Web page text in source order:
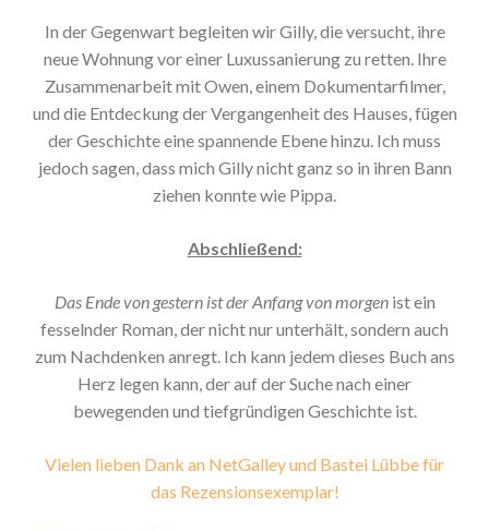
In der Gegenwart begleiten wir Gilly, die versucht, ihre
neue Wohnung vor einer Luxussanierung zu retten. Ihre
Zusammenarbeit mit Owen, einem Dokumentarfilmer,
und die Entdeckung der Vergangenheit des Hauses, fügen
der Geschichte eine spannende Ebene hinzu. Ich muss
jedoch sagen, dass mich Gilly nicht ganz so in ihren Bann
ziehen konnte wie Pippa.
Abschließend:
Das Ende von gestern ist der Anfang von morgenist ein
fesselnder Roman, der nicht nur unterhält, sondern auch
zum Nachdenken anregt. Ich kann jedem dieses Buch ans
Herz legen kann, der auf der Suche nach einer
bewegenden und tiefgründigen Geschichte ist.
Vielen lieben Dank an NetGalley und Bastei Lübbe für
das Rezensionsexemplar!